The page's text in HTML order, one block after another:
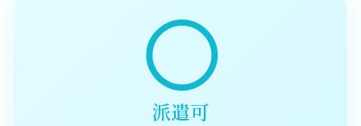
◯
派遣可